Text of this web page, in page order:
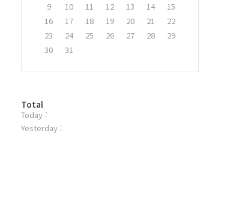
9
10 11 12 13 14
15
16
17 18 19 20 21
22
23
24 25 26 27 28
29
30
31
방
문
자
Total
Today :
Yesterday :